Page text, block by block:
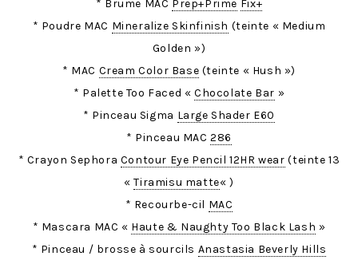
* Brume MAC Prep+Prime Fix+
* Poudre MAC Mineralize Skinfinish (teinte « Medium
Golden »)
* MAC Cream Color Base (teinte « Hush »)
* Palette Too Faced «Chocolate Bar »
* Pinceau Sigma Large Shader E60
* Pinceau MAC286
* Crayon Sephora Contour Eye Pencil 12HR wear (teinte 13
«Tiramisu matte« )
* Recourbe-cil MAC
* Mascara MAC « Haute & Naughty Too Black Lash »
* Pinceau / brosse à sourcils Anastasia Beverly Hills